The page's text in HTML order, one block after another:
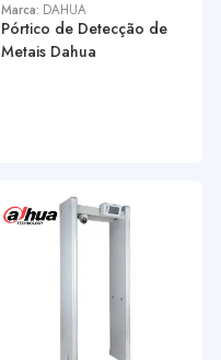
Marca: DAHUA
Pórtico de Detecção de
Metais Dahua